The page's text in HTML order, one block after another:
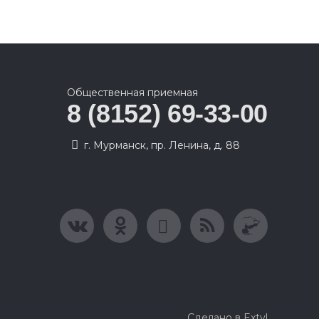
Общественная приемная
8 (8152) 69-33-00
г. Мурманск, пр. Ленина, д. 88